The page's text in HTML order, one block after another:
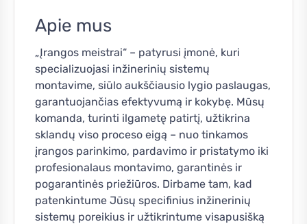
Apie mus
„Įrangos meistrai“ – patyrusi įmonė, kuri
specializuojasi inžinerinių sistemų
montavime, siūlo aukščiausio lygio paslaugas,
garantuojančias efektyvumą ir kokybę. Mūsų
komanda, turinti ilgametę patirtį, užtikrina
sklandų viso proceso eigą – nuo tinkamos
įrangos parinkimo, pardavimo ir pristatymo iki
profesionalaus montavimo, garantinės ir
pogarantinės priežiūros. Dirbame tam, kad
patenkintume Jūsų specifinius inžinerinių
sistemų poreikius ir užtikrintume visapusišką